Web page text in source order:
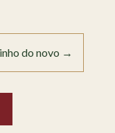
do novo →